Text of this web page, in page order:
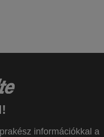
információkkal a